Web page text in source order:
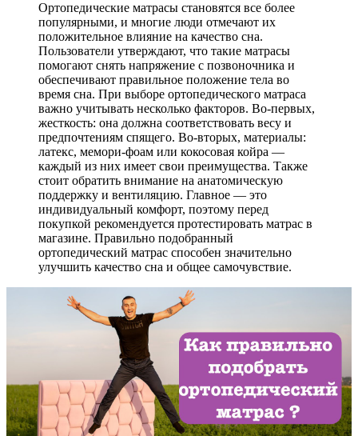
Ортопедические матрасы становятся все более
популярными, и многие люди отмечают их
положительное влияние на качество сна.
Пользователи утверждают, что такие матрасы
помогают снять напряжение с позвоночника и
обеспечивают правильное положение тела во
время сна. При выборе ортопедического матраса
важно учитывать несколько факторов. Во-первых,
жесткость: она должна соответствовать весу и
предпочтениям спящего. Во-вторых, материалы:
латекс, мемори-фоам или кокосовая койра —
каждый из них имеет свои преимущества. Также
стоит обратить внимание на анатомическую
поддержку и вентиляцию. Главное — это
индивидуальный комфорт, поэтому перед
покупкой рекомендуется протестировать матрас в
магазине. Правильно подобранный
ортопедический матрас способен значительно
улучшить качество сна и общее самочувствие.